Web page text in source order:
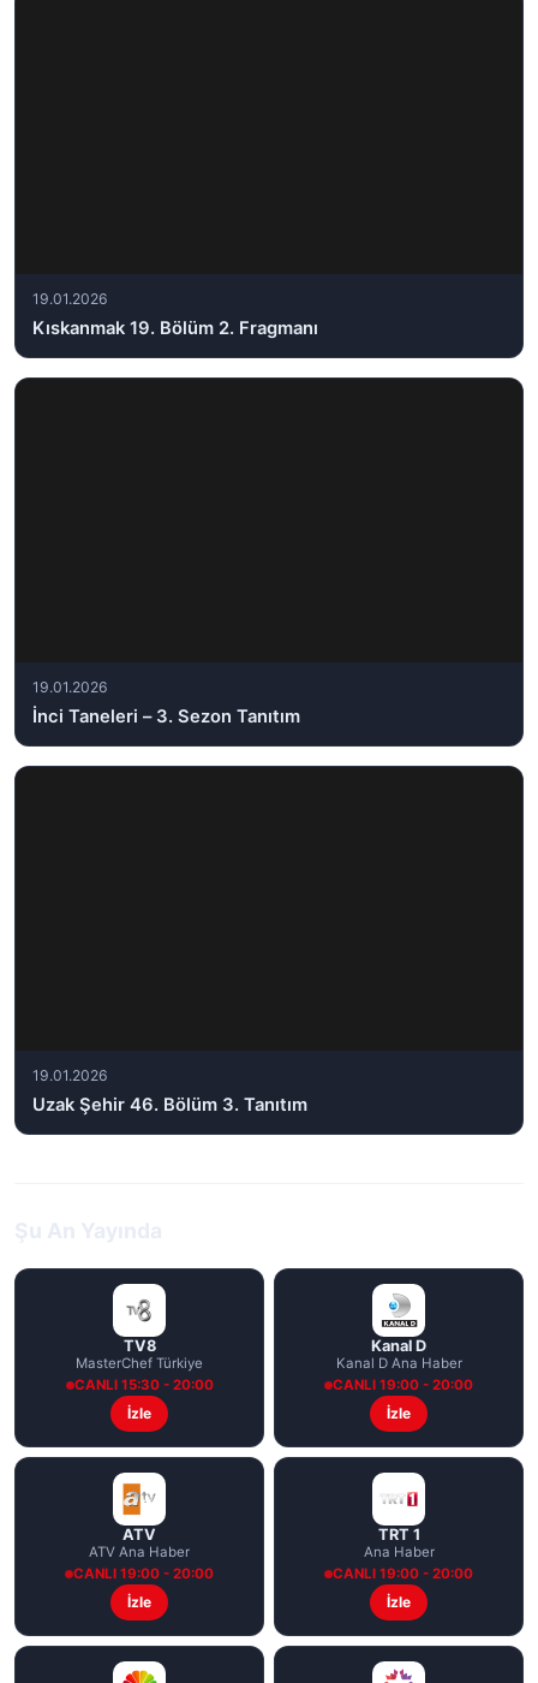
19.01.2026
Kıskanmak 19. Bölüm 2. Fragmanı
19.01.2026
İnci Taneleri – 3. Sezon Tanıtım
19.01.2026
Uzak Şehir 46. Bölüm 3. Tanıtım
TV8
MasterChef Türkiye
CANLI 15:30 - 20:00
İzle
Kanal D
Kanal D Ana Haber
CANLI 19:00 - 20:00
İzle
ATV
ATV Ana Haber
CANLI 19:00 - 20:00
İzle
TRT 1
Ana Haber
CANLI 19:00 - 20:00
İzle